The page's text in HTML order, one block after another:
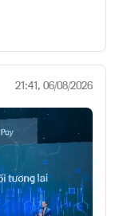
21:41, 06/08/2026